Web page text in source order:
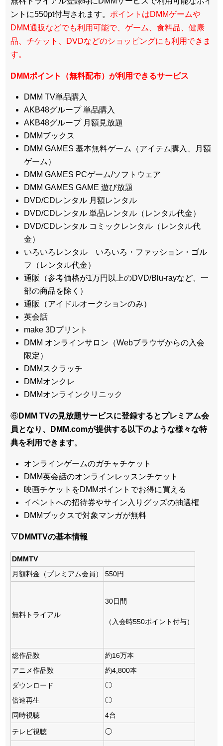
ントに550pt付与されます。 ポイントはDMMゲームや
DMM通販などでも利用可能で、ゲーム、食料品、健康
品、チケット、DVDなどのショッピングにも利用できま
す。
DMMポイント（無料配布）が利用できるサービス
DMM TV単品購入
AKB48グループ 単品購入
AKB48グループ 月額見放題
DMMブックス
DMM GAMES 基本無料ゲーム（アイテム購入、月額
ゲーム）
DMM GAMES PCゲーム/ソフトウェア
DMM GAMES GAME 遊び放題
DVD/CDレンタル 月額レンタル
DVD/CDレンタル 単品レンタル（レンタル代金）
DVD/CDレンタル コミックレンタル（レンタル代
金）
いろいろレンタル いろいろ・ファッション・ゴル
フ（レンタル代金）
通販（参考価格が1万円以上のDVD/Blu-rayなど、一
部の商品を除く）
通販（アイドルオークションのみ）
英会話
make 3Dプリント
DMM オンラインサロン（Webブラウザからの入会
限定）
DMMスクラッチ
DMMオンクレ
DMMオンラインクリニック
⑥DMM TVの見放題サービスに登録するとプレミアム会
員となり、DMM.comが提供する以下のような様々な特
典を利用できます。
オンラインゲームのガチャチケット
DMM英会話のオンラインレッスンチケット
映画チケットをDMMポイントでお得に買える
イベントへの招待券やサイン入りグッズの抽選権
DMMブックスで対象マンガが無料
▽DMMTVの基本情報
DMMTV
月額料金（プレミアム会員）
550円
無料トライアル
30日間
（入会時550ポイント付与）
総作品数
約16万本
アニメ作品数
約4,800本
ダウンロード
◯
倍速再生
◯
同時視聴
4台
テレビ視聴 ◯